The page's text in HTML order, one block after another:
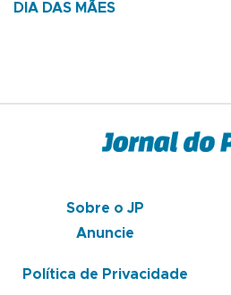
DIA DAS MÃES
Sobre o JP
Anuncie
Política de Privacidade